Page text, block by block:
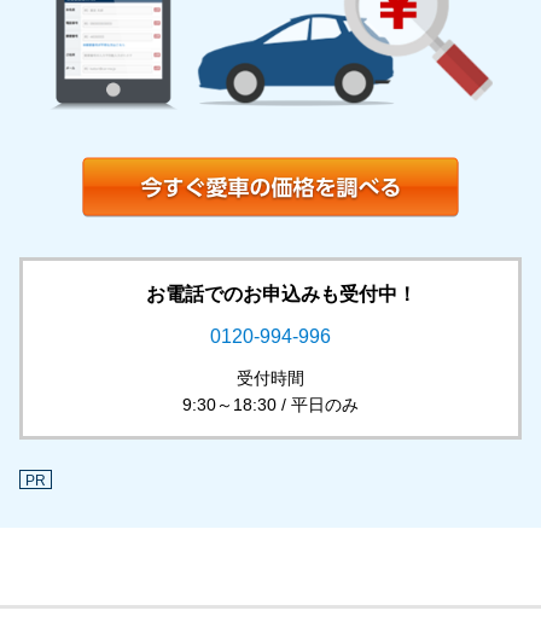
お電話でのお申込みも受付中！
0120-994-996
受付時間
9:30～18:30 / 平日のみ
PR